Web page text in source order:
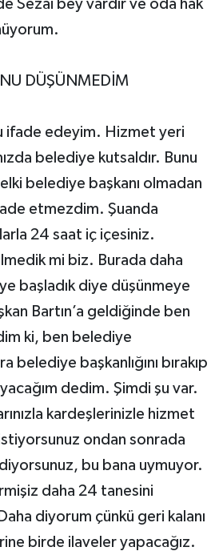
Sezai bey vardır ve oda hak
DÜŞÜNMEDİM
ifade edeyim. Hizmet yeri
belediye kutsaldır. Bunu
belediye başkanı olmadan
etmezdim. Şuanda
24 saat iç içesiniz.
mi biz. Burada daha
başladık diye düşünmeye
Bartın’a geldiğinde ben
ki, ben belediye
belediye başkanlığını bırakıp
dedim. Şimdi şu var.
kardeşlerinizle hizmet
ondan sonrada
bu bana uymuyor.
daha 24 tanesini
diyorum çünkü geri kalanı
birde ilaveler yapacağız.